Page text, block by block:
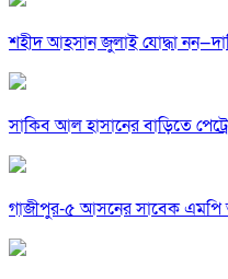
শহীদ আহসান জুলাই যোদ্ধা
সাকিব আল হাসানের বাড়িতে
গাজীপুর-৫ আসনের সাবেক এমপি